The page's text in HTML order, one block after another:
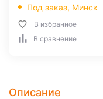
Под заказ, Минск
В избранное
В сравнение
Описание